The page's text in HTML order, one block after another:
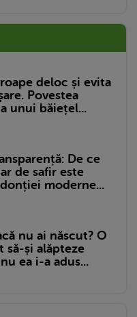
deloc și evita
Povestea
unui băiețel...
De ce
de safir este
moderne...
nu ai născut? O
să-și alăpteze
ea i-a adus...